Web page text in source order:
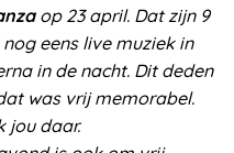
op 23 april. Dat zijn 9
eens live muziek in
in de nacht. Dit deden
was vrij memorabel.
jou daar.